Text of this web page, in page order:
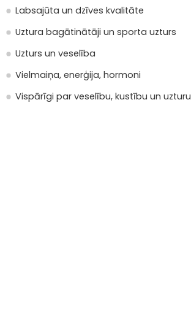
Labsajūta un dzīves kvalitāte
Uztura bagātinātāji un sporta uzturs
Uzturs un veselība
Vielmaiņa, enerģija, hormoni
Vispārīgi par veselību, kustību un uzturu